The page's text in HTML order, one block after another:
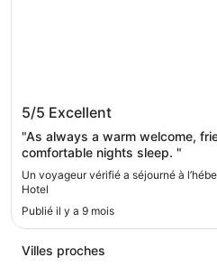
5/5 Excellent
"As always a warm welcome,
comfortable nights sleep. "
Un voyageur vérifié a séjourné à
Hotel
Publié il y a 9 mois
Villes proches